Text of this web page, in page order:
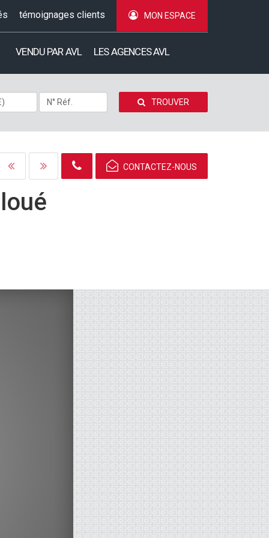
témoignages clients MON ESPACE
VENDU PAR AVL LES AGENCES AVL
TROUVER
CONTACTEZ-NOUS
loué